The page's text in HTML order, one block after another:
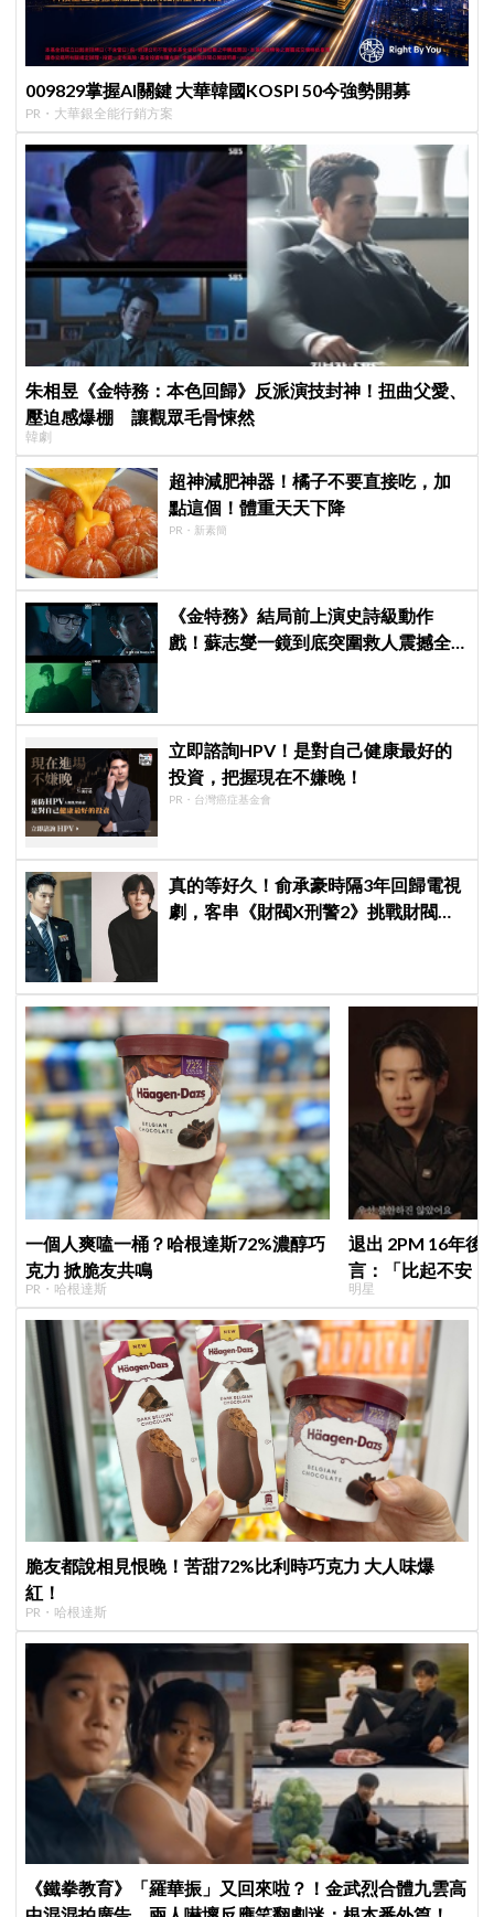
009829掌握AI關鍵 大華韓國KOSPI 50今強勢開募
PR・大華銀全能行銷方案
朱相昱《金特務：本色回歸》反派演技封神！扭曲父愛、
壓迫感爆棚 讓觀眾毛骨悚然
韓劇
超神減肥神器！橘子不要直接吃，加
點這個！體重天天下降
PR・新素簡
《金特務》結局前上演史詩級動作
戲！蘇志燮一鏡到底突圍救人震撼全
立即諮詢HPV！是對自己健康最好的
投資，把握現在不嫌晚！
PR・台灣癌症基金會
真的等好久！俞承豪時隔3年回歸電視
劇，客串《財閥X刑警2》挑戰財閥角
一個人爽嗑一桶？哈根達斯72%濃醇巧
克力 掀脆友共鳴
PR・哈根達斯
退出 2PM 16年後
言：「比起不安
歉」韓網至今仍
明星
脆友都說相見恨晚！苦甜72%比利時巧克力 大人味爆
紅！
PR・哈根達斯
《鐵拳教育》「羅華振」又回來啦？！金武烈合體九雲高